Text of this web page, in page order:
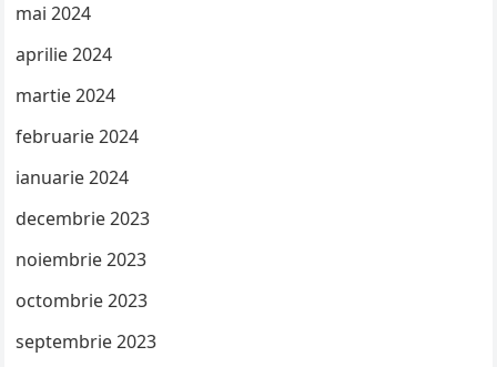
mai 2024
aprilie 2024
martie 2024
februarie 2024
ianuarie 2024
decembrie 2023
noiembrie 2023
octombrie 2023
septembrie 2023